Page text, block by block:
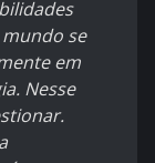
se
em
Nesse